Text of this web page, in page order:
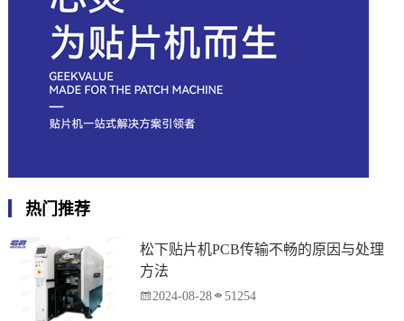
热门推荐
松下贴片机PCB传输不畅的原因与处理
方法
2024-08-28 51254